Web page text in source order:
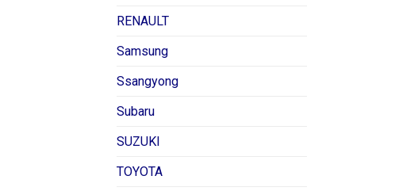
RENAULT
Samsung
Ssangyong
Subaru
SUZUKI
TOYOTA